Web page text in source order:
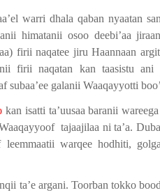
warri dhala qaban nyaatan
himatanii osoo deebi’aa
firii naqatee jiru Haannaan
firii naqatan kan taasistu ani
galanii Waaqayyotti
kan isatti ta’uusaa baranii
tajaajilaa ni ta’a.
leemmaatii warqee hodhiti,
ta’e argani. Toorban tokko